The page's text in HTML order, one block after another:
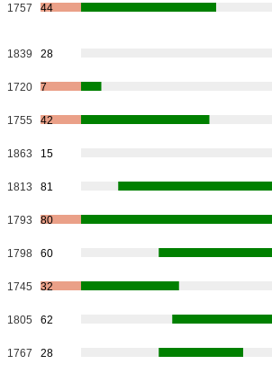
1757 44
1839 28
1720 7
1755 42
1863 15
1813 81
1793 80
1798 60
1745 32
1805 62
1767 28